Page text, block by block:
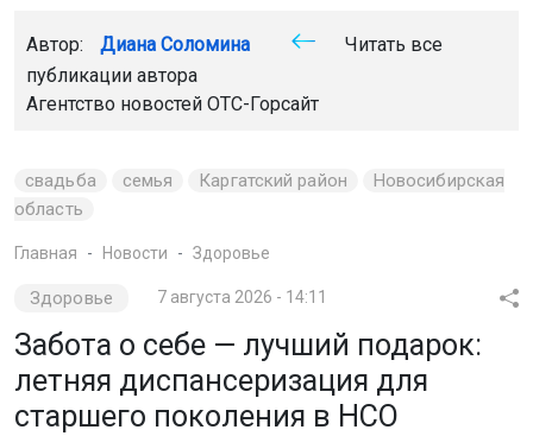
Автор: Диана Соломина
Читать все
публикации автора
Агентство новостей ОТС-Горсайт
свадьба семья Каргатский район
Новосибирская
область
Главная Новости Здоровье
Здоровье 7 августа 2026 - 14:11
Забота о себе — лучший подарок:
летняя диспансеризация для
старшего поколения в НСО